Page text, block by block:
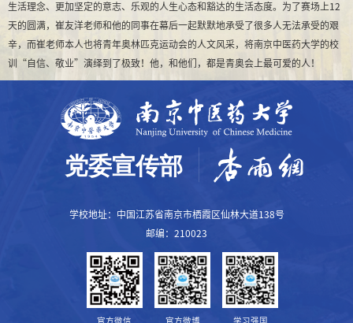
生活理念、更加坚定的意志、乐观的人生心态和豁达的生活态度。为了赛场上12
天的圆满，崔友洋老师和他的同事在幕后一起默默地承受了很多人无法承受的艰
辛，而崔老师本人也将青年奥林匹克运动会的人文风采，将南京中医药大学的校
训“自信、敬业”演绎到了极致！他，和他们，都是青奥会上最可爱的人！
学校地址：中国江苏省南京市栖霞区仙林大道138号
邮编：210023
官方微信 官方微博 学习强国